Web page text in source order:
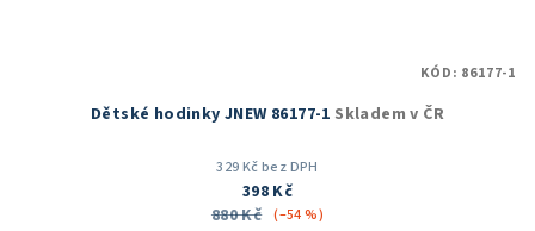
Dětské hodinky JNEW 86177-1 Skladem v ČR
329 Kč bez DPH
398 Kč
880 Kč (–54 %)
KÓD: 86177-1